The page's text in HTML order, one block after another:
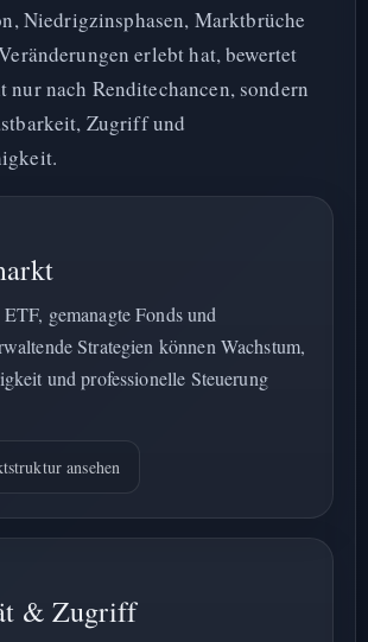
Niedrigzinsphasen, Marktbrüche
erlebt hat, bewertet
nur nach Renditechancen, sondern
Zugriff und
gemanagte Fonds und
Strategien können Wachstum,
und professionelle Steuerung
ansehen
& Zugriff